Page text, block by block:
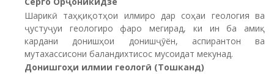
Шарикӣ таҳқиқотҳои илмиро дар соҳаи геология ва
ҷустуҷуи геологиро фаро мегирад, ки ин ба амиқ
кардани донишҳои донишҷӯён, аспирантон ва
мутахассисони баландихтисос мусоидат мекунад.
Донишгоҳи илмии геологӣ (Тошканд)